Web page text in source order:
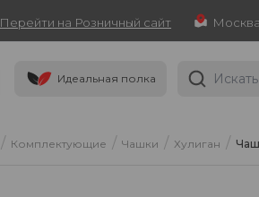
Перейти на Розничный сайт
Идеальная полка
/ Комплектующие / Чашки / Хулиган /